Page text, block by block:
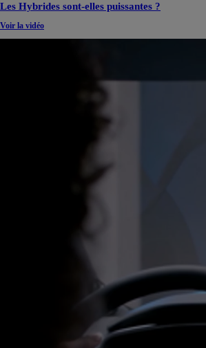
Disponible prochainement
Les Hybrides sont-elles puissantes ?
Voir la vidéo